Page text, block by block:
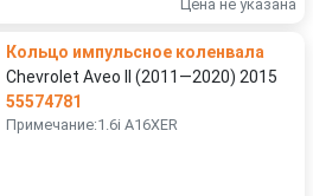
Цена не указана
Кольцо импульсное коленвала
Chevrolet Aveo II (2011—2020) 2015
55574781
Примечание:1.6i A16XER